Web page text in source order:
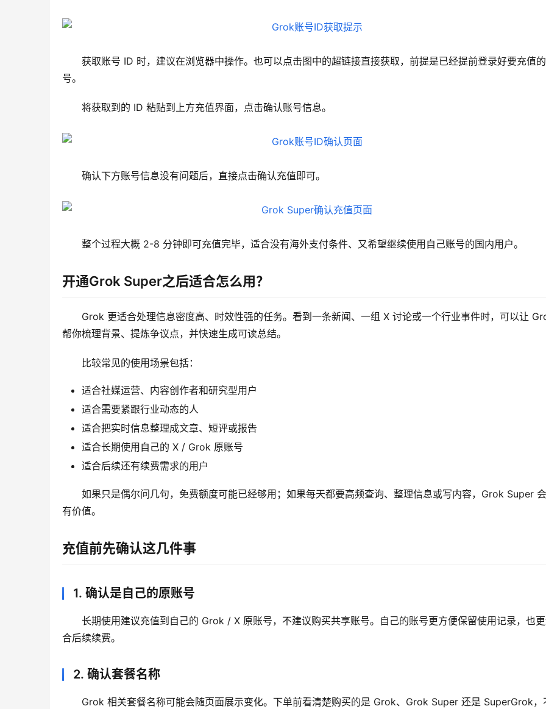
获取账号 ID 时，建议在浏览器中操作。也可以点击图中的超链接直接获取，前提是已经提前登录好要充值
号。
将获取到的 ID 粘贴到上方充值界面，点击确认账号信息。
确认下方账号信息没有问题后，直接点击确认充值即可。
整个过程大概 2-8 分钟即可充值完毕，适合没有海外支付条件、又希望继续使用自己账号的国内用户。
开通Grok Super之后适合怎么用？
Grok 更适合处理信息密度高、时效性强的任务。看到一条新闻、一组 X 讨论或一个行业事件时，可以让
帮你梳理背景、提炼争议点，并快速生成可读总结。
比较常见的使用场景包括：
适合社媒运营、内容创作者和研究型用户
适合需要紧跟行业动态的人
适合把实时信息整理成文章、短评或报告
适合长期使用自己的 X / Grok 原账号
适合后续还有续费需求的用户
如果只是偶尔问几句，免费额度可能已经够用；如果每天都要高频查询、整理信息或写内容，Grok Super
有价值。
充值前先确认这几件事
1. 确认是自己的原账号
长期使用建议充值到自己的 Grok / X 原账号，不建议购买共享账号。自己的账号更方便保留使用记录，也
合后续续费。
2. 确认套餐名称
Grok 相关套餐名称可能会随页面展示变化。下单前看清楚购买的是 Grok、Grok Super 还是 SuperGrok，